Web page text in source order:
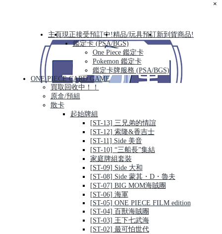
主頁現正接受預訂中!精品/玩具預訂新到貨商品!
鑑定卡 (PSA/BGS)
One Piece 鑑定卡
Pokemon 鑑定卡
鑑定卡牌服務 (PSA/BGS)
ONE PIECE CARD GAME
買取回收中！！
原盒/預組
散卡
起始牌組
[ST-13] 三兄弟的情誼
[ST-12] 索隆&香吉士
[ST-11] Side 美音
[ST-10] “三船長”集結
家庭牌組套裝
[ST-09] Side 大和
[ST-08] Side 蒙其・D・魯夫
[ST-07] BIG MOM海賊團
[ST-06] 海軍
[ST-05] ONE PIECE FILM edition
[ST-04] 百獸海賊團
[ST-03] 王下七武海
[ST-02] 最可怕世代
×